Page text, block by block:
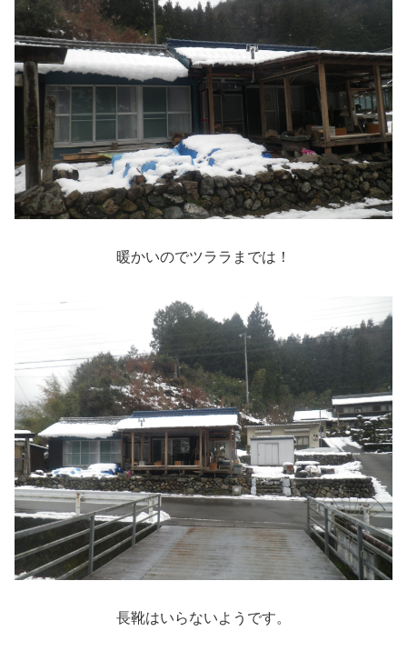
暖かいのでツララまでは！
長靴はいらないようです。